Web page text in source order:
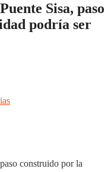
Sisa, paso
podría ser